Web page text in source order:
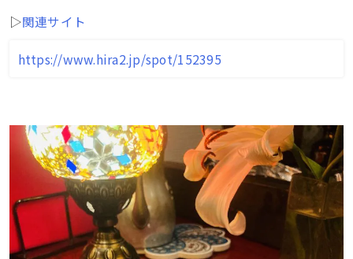
▷関連サイト
https://www.hira2.jp/spot/152395